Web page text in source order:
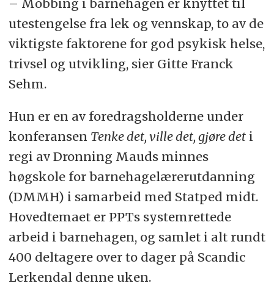
– Mobbing i barnehagen er knyttet til
utestengelse fra lek og vennskap, to av de
viktigste faktorene for god psykisk helse,
trivsel og utvikling, sier Gitte Franck
Sehm.
Hun er en av foredragsholderne under
konferansen Tenke det, ville det, gjøre deti
regi av Dronning Mauds minnes
høgskole for barnehagelærerutdanning
(DMMH) i samarbeid med Statped midt.
Hovedtemaet er PPTs systemrettede
arbeid i barnehagen, og samlet i alt rundt
400 deltagere over to dager på Scandic
Lerkendal denne uken.